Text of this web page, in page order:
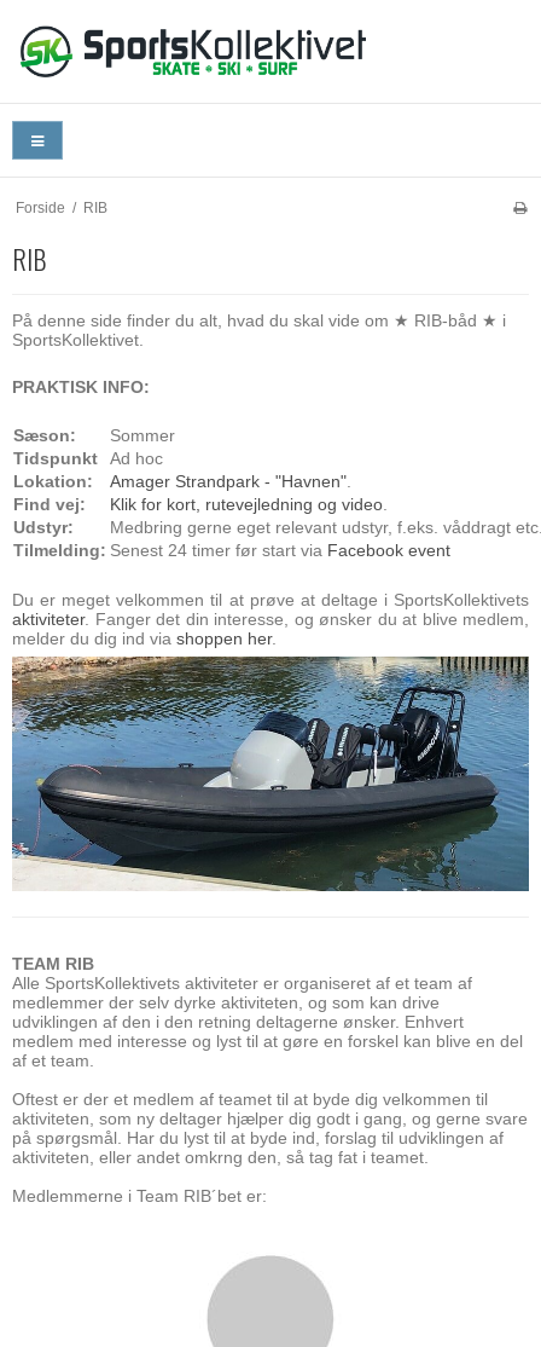
Forside / RIB
RIB
På denne side finder du alt, hvad du skal vide om ★ RIB-båd ★ i
SportsKollektivet.
PRAKTISK INFO:
Sæson:
Sommer
Tidspunkt
Ad hoc
Lokation:
Amager Strandpark - "Havnen"
Find vej:
Klik for kort, rutevejledning og video
Udstyr:
Medbring gerne eget relevant udstyr, f.eks. våddragt
Tilmelding: Senest 24 timer før start via Facebook event
Du er meget velkommen til at prøve at deltage i SportsKollektivets
aktiviteter. Fanger det din interesse, og ønsker du at blive medlem,
melder du dig ind via shoppen her.
TEAM RIB
Alle SportsKollektivets aktiviteter er organiseret af et team af
medlemmer der selv dyrke aktiviteten, og som kan drive
udviklingen af den i den retning deltagerne ønsker. Enhvert
medlem med interesse og lyst til at gøre en forskel kan blive en del
af et team.
Oftest er der et medlem af teamet til at byde dig velkommen til
aktiviteten, som ny deltager hjælper dig godt i gang, og gerne svare
på spørgsmål. Har du lyst til at byde ind, forslag til udviklingen af
aktiviteten, eller andet omkrng den, så tag fat i teamet.
Medlemmerne i Team RIB´bet er: